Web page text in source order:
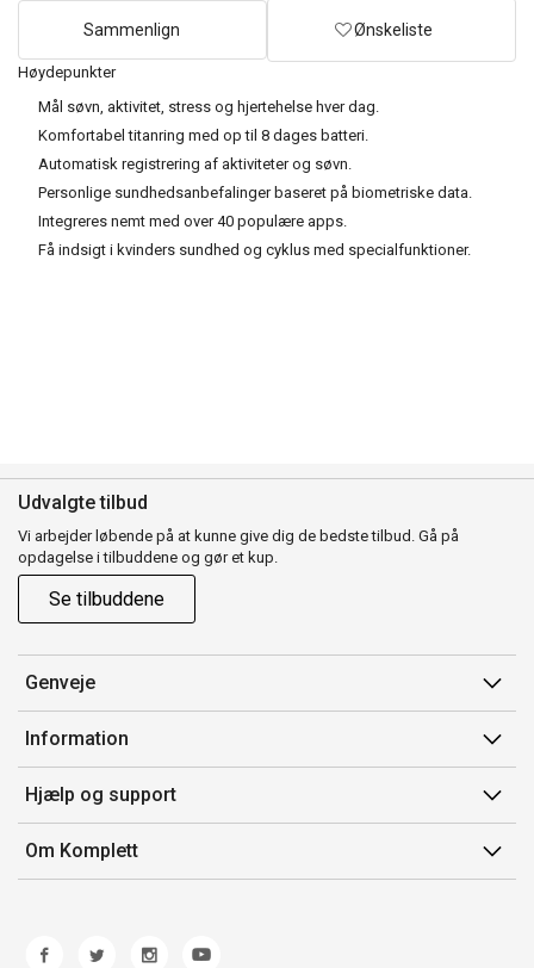
Høydepunkter
Mål søvn, aktivitet, stress og hjertehelse hver dag.
Komfortabel titanring med op til 8 dages batteri.
Automatisk registrering af aktiviteter og søvn.
Personlige sundhedsanbefalinger baseret på biometriske data.
Integreres nemt med over 40 populære apps.
Få indsigt i kvinders sundhed og cyklus med specialfunktioner.
Sammenlign Ønskeliste
Udvalgte tilbud
Vi arbejder løbende på at kunne give dig de bedste tilbud. Gå på
opdagelse i tilbuddene og gør et kup.
Se tilbuddene
Genveje
Min side
Ordrehistorik
Gavekort
Information
Salgsbetingelser
Mærker/producent
Fortrydelsesret
Hjælp og support
Kontakt os
Kundeservice
Fejl/Mangler
Om Komplett